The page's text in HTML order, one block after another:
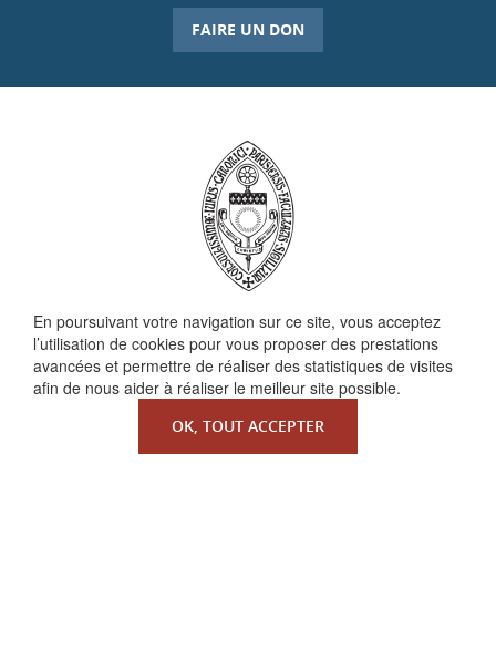
En poursuivant votre navigation sur ce site, vous acceptez
l’utilisation de cookies pour vous proposer des prestations
avancées et permettre de réaliser des statistiques de visites
afin de nous aider à réaliser le meilleur site possible.
OK, TOUT ACCEPTER
FAIRE UN DON
QUI SOMMES-NOUS ?
La Faculté de Droit canonique
Partenaires / mécènes
Liens utiles
MENTIONS LÉGALES